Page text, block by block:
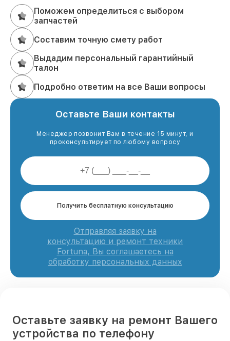
Поможем определиться с выбором
запчастей
Составим точную смету работ
Выдадим персональный гарантийный
талон
Подробно ответим на все Ваши вопросы
Оставьте Ваши контакты
Менеджер позвонит Вам в течение 15 минут, и
проконсультирует по любому вопросу
Получить бесплатную консультацию
Отправляя заявку на
консультацию и ремонт техники
Fortuna, Вы соглашаетесь на
обработку персональных данных
Оставьте заявку на ремонт Вашего
устройства по телефону